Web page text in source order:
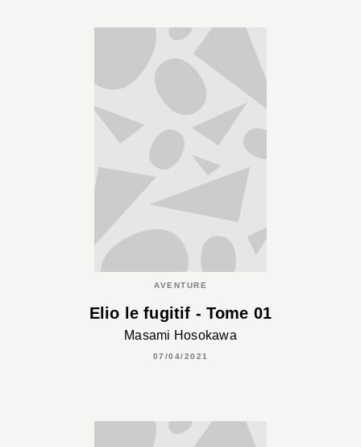
AVENTURE
Elio le fugitif - Tome 01
Masami Hosokawa
07/04/2021